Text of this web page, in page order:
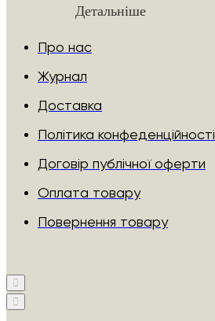
Детальніше
Про нас
Журнал
Доставка
Політика конфеденційності
Договір публічної оферти
Оплата товару
Повернення товару